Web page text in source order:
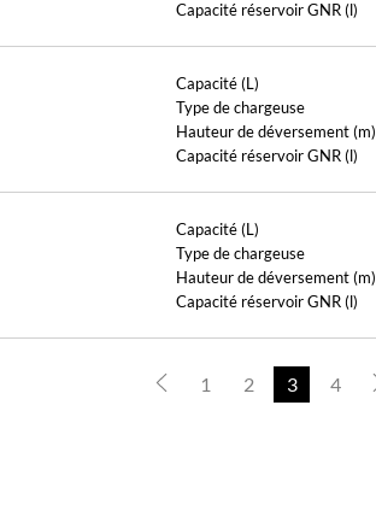
Capacité réservoir GNR (l)
Capacité (L)
Type de chargeuse
Hauteur de déversement (m)
Capacité réservoir GNR (l)
Capacité (L)
Type de chargeuse
Hauteur de déversement (m)
Capacité réservoir GNR (l)
1 2 3 4